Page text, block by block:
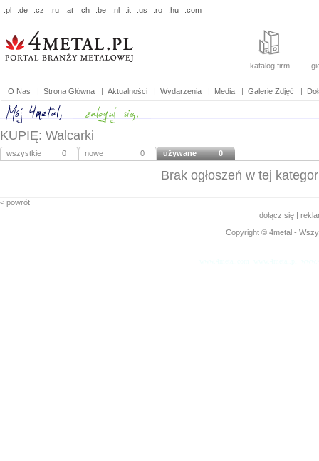
.pl .de .cz .ru .at .ch .be .nl .it .us .ro .hu .com
katalog firm
O Nas | Strona Główna | Aktualności | Wydarzenia | Media | Galerie Zdjęć |
KUPIĘ: Walcarki
wszystkie 0 nowe 0 używane 0
Brak ogłoszeń w tej
< powrót
dołącz się |
Copyright © 4metal -